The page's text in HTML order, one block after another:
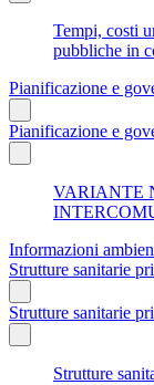
Tempi, costi
pubbliche in
Pianificazione e
Pianificazione e
VARIANTE
Informazioni
Strutture sanitarie
Strutture sanitarie
Strutture